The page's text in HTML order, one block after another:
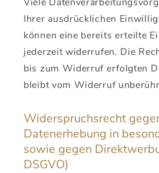
Ihrer ausdrücklichen
können eine bereits erteilte
jederzeit widerrufen. Die
bis zum Widerruf erfolgten
bleibt vom Widerruf
Widerspruchsrecht
Datenerhebung in
sowie gegen
DSGVO)